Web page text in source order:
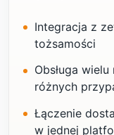
Integracja z
tożsamości
Obsługa
różnych
Łączenie
w jednej